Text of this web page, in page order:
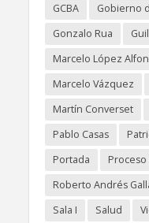
GCBA
Gobierno
Gonzalo Rua
Marcelo López
Marcelo Vázquez
Martín Converset
Pablo Casas
Portada
Proceso
Roberto Andrés
Sala I
Salud